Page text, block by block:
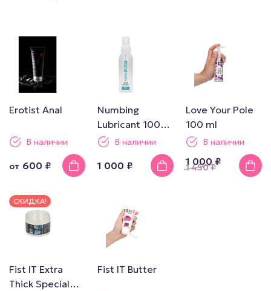
Erotist Anal
В наличии
от 600 ₽
Numbing
Lubricant 100
ml В наличии
1 000 ₽
Love Your Pole
100 ml
В наличии
1 000 ₽
1 450₽
СКИДКА!
Fist IT Extra
Thick Special
Fist IT Butter